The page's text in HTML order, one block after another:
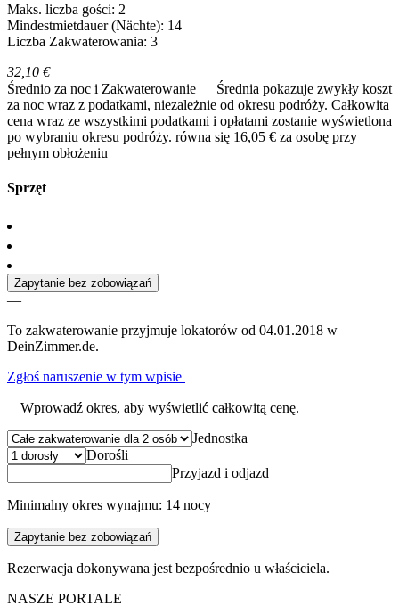
Maks. liczba gości: 2
Mindestmietdauer (Nächte): 14
Liczba Zakwaterowania: 3
32,10 €
Średnio za noc i Zakwaterowanie
Średnia pokazuje zwykły koszt
za noc wraz z podatkami, niezależnie od okresu podróży. Całkowita
cena wraz ze wszystkimi podatkami i opłatami zostanie wyświetlona
po wybraniu okresu podróży. równa się 16,05 € za osobę przy
pełnym obłożeniu
Sprzęt
Zapytanie bez zobowiązań
—
To zakwaterowanie przyjmuje lokatorów od 04.01.2018 w
DeinZimmer.de.
Zgłoś naruszenie w tym wpisie
Wprowadź okres, aby wyświetlić całkowitą cenę.
Jednostka
Dorośli
Przyjazd i odjazd
Minimalny okres wynajmu: 14 nocy
Zapytanie bez zobowiązań
Rezerwacja dokonywana jest bezpośrednio u właściciela.
NASZE PORTALE